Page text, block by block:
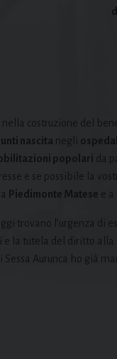
costruzione del
nascita negli
popolari da
e se possibile la
Piedimonte Matese e a
trovano l’urgenza di
e la tutela del diritto alla
Aurunca ho già